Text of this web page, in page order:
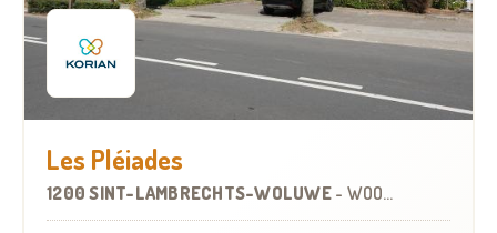
Les Pléiades
1200 SINT-LAMBRECHTS-WOLUWE - WOONZORGCENTRUM (WZC)